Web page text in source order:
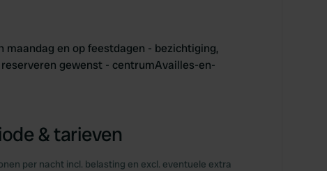
maandag en op feestdagen - bezichtiging,
gewenst - centrumAvailles-en-
& tarieven
per nacht incl. belasting en excl. eventuele extra